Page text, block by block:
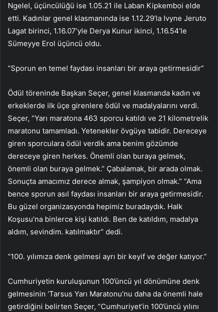
Ngelel, üçüncülüğü ise 1.05.21 ile Laban Kipkemboi elde
etti. Kadınlar genel klasmanında ise 1.12.29’la Ivyne Jeruto
Lagat birinci, 1.16.07’yle Derya Kunur ikinci, 1.16.54’le
Sümeyye Erol üçüncü oldu.
“Sporun en temel faydası insanları bir araya getirmesidir”
Ödül töreninde Başkan Seçer, genel klasmanda kadın ve
erkeklerde ilk üçe girenlere ödül ve madalyalarını verdi.
Seçer, “Yarı maratona 463 sporcu katıldı ve 21 kilometrelik
maratonu tamamladı. Yetenekler övgüye tabidir. Dereceye
giren sporculara ödül verdik ama benim gözümde
dereceye giren herkes. Önemli olan buraya gelmek,
önemli olan buraya gelmek.” Çabalamak, bir arada olmak.
Sonuçta amacımız derece almak, şampiyon olmak.” “Ama
bence sporun asıl faydası insanları bir araya getirmesidir.
Bu güzel organizasyonda hepimiz buradaydık. Halk
Koşusu’na binlerce kişi katıldı. Ben de katıldım, madalya
aldım, sevindim. katılmaktır” dedi.
“100. yılımıza denk gelmesi ayrı bir keyif ve değer katıyor.”
Cumhuriyetin kuruluşunun 100’üncü yıl dönümüne denk
gelmesinin ‘Tarsus Yarı Maratonu’nu daha da önemli hale
getirdiğini belirten Seçer, “Cumhuriyet’in 100’üncü yılını